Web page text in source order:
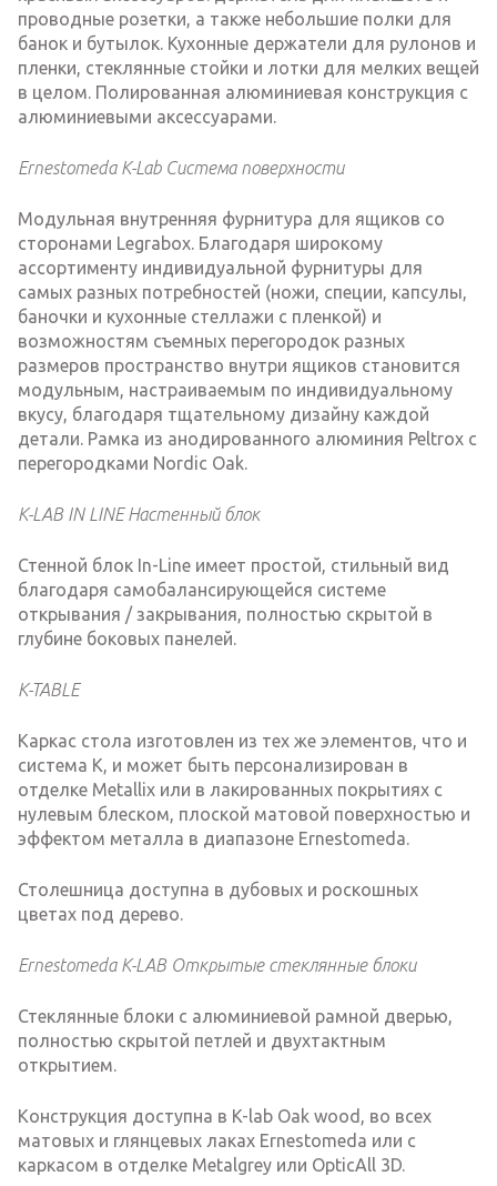
проводные розетки, а также небольшие полки для
банок и бутылок. Кухонные держатели для рулонов и
пленки, стеклянные стойки и лотки для мелких вещей
в целом. Полированная алюминиевая конструкция с
алюминиевыми аксессуарами.
Ernestomeda K-Lab Система поверхности
Модульная внутренняя фурнитура для ящиков со
сторонами Legrabox. Благодаря широкому
ассортименту индивидуальной фурнитуры для
самых разных потребностей (ножи, специи, капсулы,
баночки и кухонные стеллажи с пленкой) и
возможностям съемных перегородок разных
размеров пространство внутри ящиков становится
модульным, настраиваемым по индивидуальному
вкусу, благодаря тщательному дизайну каждой
детали. Рамка из анодированного алюминия Peltrox с
перегородками Nordic Oak.
K-LAB IN LINE Настенный блок
Стенной блок In-Line имеет простой, стильный вид
благодаря самобалансирующейся системе
открывания / закрывания, полностью скрытой в
глубине боковых панелей.
K-TABLE
Каркас стола изготовлен из тех же элементов, что и
система K, и может быть персонализирован в
отделке Metallix или в лакированных покрытиях с
нулевым блеском, плоской матовой поверхностью и
эффектом металла в диапазоне Ernestomeda.
Столешница доступна в дубовых и роскошных
цветах под дерево.
Ernestomeda K-LAB Открытые стеклянные блоки
Стеклянные блоки с алюминиевой рамной дверью,
полностью скрытой петлей и двухтактным
открытием.
Конструкция доступна в K-lab Oak wood, во всех
матовых и глянцевых лаках Ernestomeda или с
каркасом в отделке Metalgrey или OpticAll 3D.